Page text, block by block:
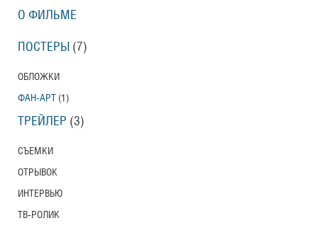
О ФИЛЬМЕ
ПОСТЕРЫ (7)
ОБЛОЖКИ
ФАН-АРТ (1)
ТРЕЙЛЕР (3)
СЪЕМКИ
ОТРЫВОК
ИНТЕРВЬЮ
ТВ-РОЛИК